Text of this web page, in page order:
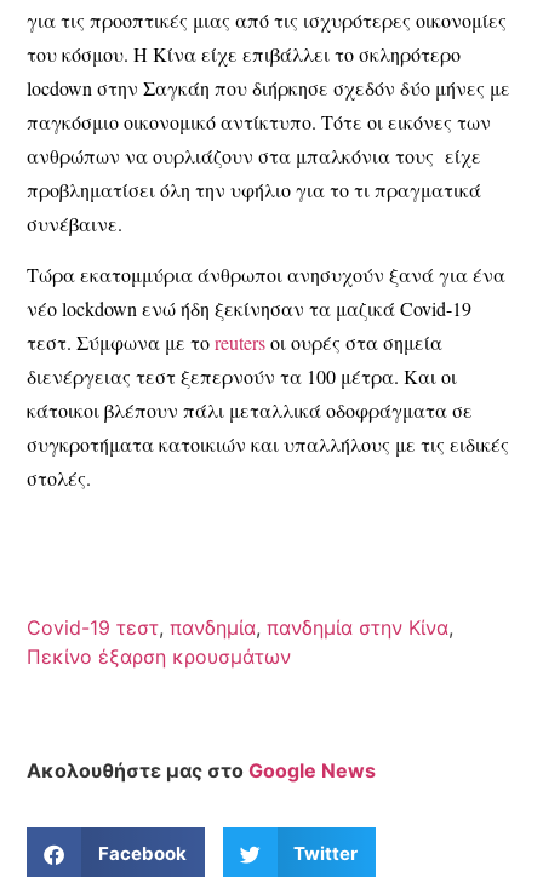
για τις προοπτικές μιας από τις ισχυρότερες οικονομίες
του κόσμου. Η Κίνα είχε επιβάλλει το σκληρότερο
locdown στην Σαγκάη που διήρκησε σχεδόν δύο μήνες με
παγκόσμιο οικονομικό αντίκτυπο. Τότε οι εικόνες των
ανθρώπων να ουρλιάζουν στα μπαλκόνια τους είχε
προβληματίσει όλη την υφήλιο για το τι πραγματικά
συνέβαινε.
Τώρα εκατομμύρια άνθρωποι ανησυχούν ξανά για ένα
νέο lockdown ενώ ήδη ξεκίνησαν τα μαζικά Covid-19
τεστ. Σύμφωνα με τοreutersοι ουρές στα σημεία
διενέργειας τεστ ξεπερνούν τα 100 μέτρα. Και οι
κάτοικοι βλέπουν πάλι μεταλλικά οδοφράγματα σε
συγκροτήματα κατοικιών και υπαλλήλους με τις ειδικές
στολές.
Covid-19 τεστ,πανδημία,πανδημία στην Κίνα,
Πεκίνο έξαρση κρουσμάτων
Ακολουθήστε μας στοGoogle News
Facebook Twitter